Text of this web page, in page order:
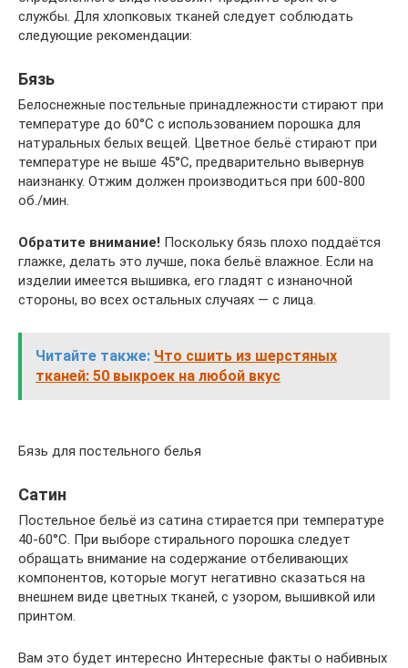
службы. Для хлопковых тканей следует соблюдать
следующие рекомендации:
Бязь
Белоснежные постельные принадлежности стирают при
температуре до 60°С с использованием порошка для
натуральных белых вещей. Цветное бельё стирают при
температуре не выше 45°С, предварительно вывернув
наизнанку. Отжим должен производиться при 600-800
об./мин.
Обратите внимание! Поскольку бязь плохо поддаётся
глажке, делать это лучше, пока бельё влажное. Если на
изделии имеется вышивка, его гладят с изнаночной
стороны, во всех остальных случаях — с лица.
Читайте также: Что сшить из шерстяных
тканей: 50 выкроек на любой вкус
Бязь для постельного белья
Сатин
Постельное бельё из сатина стирается при температуре
40-60°С. При выборе стирального порошка следует
обращать внимание на содержание отбеливающих
компонентов, которые могут негативно сказаться на
внешнем виде цветных тканей, с узором, вышивкой или
принтом.
Вам это будет интересно Интересные факты о набивных